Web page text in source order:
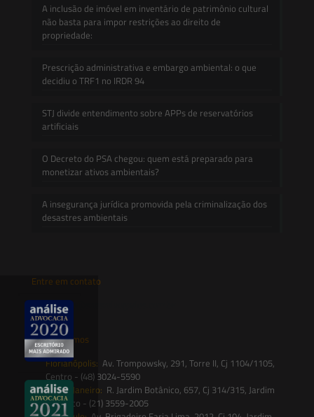
A inclusão de imóvel em inventário de patrimônio cultural
não basta para impor restrições ao direito de
propriedade:
Prescrição administrativa e embargo ambiental: o que
decidiu o TRF1 no IRDR 94
STJ divide entendimento sobre APPs de reservatórios
artificiais
O Decreto do PSA chegou: quem está preparado para
monetizar ativos ambientais?
A insegurança jurídica promovida pela criminalização dos
desastres ambientais
Entre em contato
contato@saesadvogados.com.br
Onde estamos
Florianópolis: Av. Trompowsky, 291, Torre II, Cj 1104/1105,
Centro - (48) 3024-5590
Rio de Janeiro: R. Jardim Botânico, 657, Cj 314/315, Jardim
Botânico - (21) 3559-2005